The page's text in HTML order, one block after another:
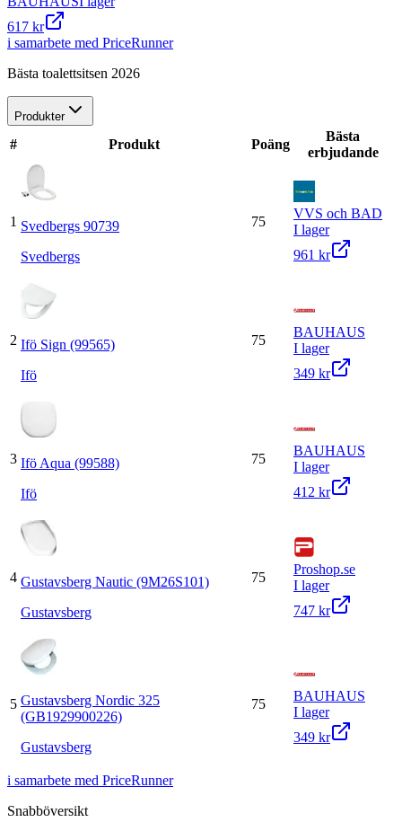
617 kr
i samarbete med PriceRunner
Bästa toalettsitsen 2026
Produkter
# Produkt Poäng
Bästa
erbjudande
1 Svedbergs 90739
Svedbergs
75
VVS och BAD
I lager
961 kr
2 Ifö Sign (99565)
Ifö
75
BAUHAUS
I lager
349 kr
3 Ifö Aqua (99588)
Ifö
75
BAUHAUS
I lager
412 kr
4 Gustavsberg Nautic (9M26S101)
Gustavsberg
75
Proshop.se
I lager
747 kr
5 Gustavsberg Nordic 325
(GB1929900226)
Gustavsberg
75
BAUHAUS
I lager
349 kr
i samarbete med PriceRunner
Snabböversikt